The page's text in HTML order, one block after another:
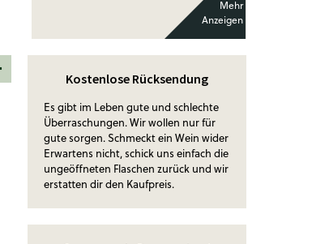
Kostenlose Rücksendung
Es gibt im Leben gute und schlechte
Überraschungen. Wir wollen nur für
gute sorgen. Schmeckt ein Wein wider
Erwartens nicht, schick uns einfach die
ungeöffneten Flaschen zurück und wir
erstatten dir den Kaufpreis.